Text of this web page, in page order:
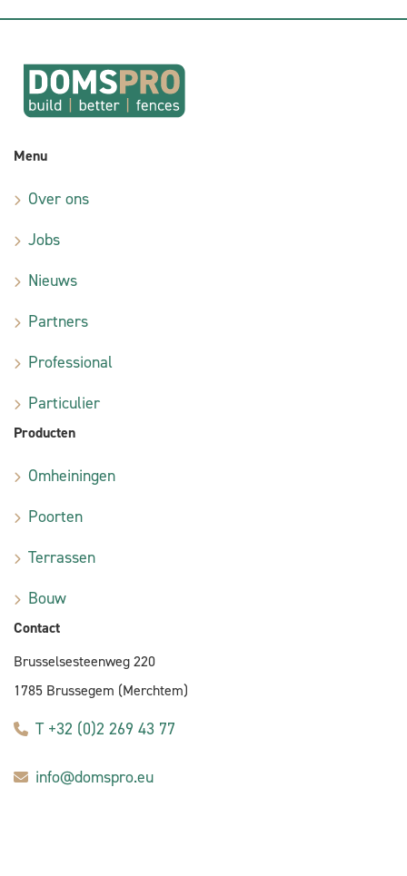
Menu
Over ons
Jobs
Nieuws
Partners
Professional
Particulier
Producten
Omheiningen
Poorten
Terrassen
Bouw
Contact
Brusselsesteenweg 220
1785 Brussegem (Merchtem)
T +32 (0)2 269 43 77
info@domspro.eu